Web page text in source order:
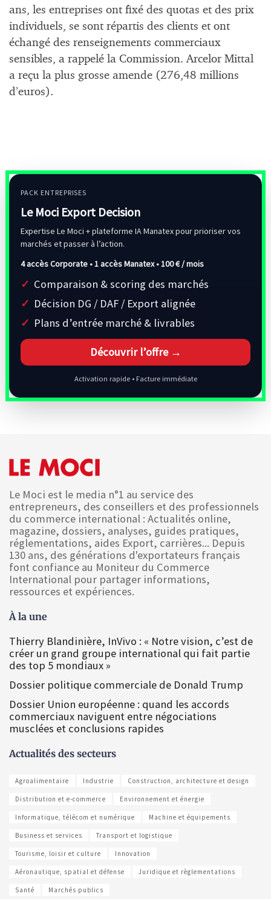
ans, les entreprises ont fixé des quotas et des prix
individuels, se sont répartis des clients et ont
échangé des renseignements commerciaux
sensibles, a rappelé la Commission. Arcelor Mittal
a reçu la plus grosse amende (276,48 millions
d’euros).
PACK ENTREPRISES
Le Moci Export Decision
Expertise Le Moci + plateforme IA Manatex pour prioriser vos
marchés et passer à l’action.
4 accès Corporate • 1 accès Manatex •100 € / mois
Comparaison & scoring des marchés
Décision DG / DAF / Export alignée
Plans d’entrée marché & livrables
Découvrir l’offre →
Activation rapide • Facture immédiate
Le Moci est le media n°1 au service des
entrepreneurs, des conseillers et des professionnels
du commerce international : Actualités online,
magazine, dossiers, analyses, guides pratiques,
réglementations, aides Export, carrières... Depuis
130 ans, des générations d'exportateurs français
font confiance au Moniteur du Commerce
International pour partager informations,
ressources et expériences.
À la une
Thierry Blandinière, InVivo : « Notre vision, c’est de
créer un grand groupe international qui fait partie
des top 5 mondiaux »
Dossier politique commerciale de Donald Trump
Dossier Union européenne : quand les accords
commerciaux naviguent entre négociations
musclées et conclusions rapides
Actualités des secteurs
Agroalimentaire Industrie Construction, architecture et design
Distribution et e-commerce Environnement et énergie
Informatique, télécom et numérique Machine et équipements
Business et services Transport et logistique
Tourisme, loisir et culture Innovation
Aéronautique, spatial et défense Juridique et règlementations
Santé Marchés publics